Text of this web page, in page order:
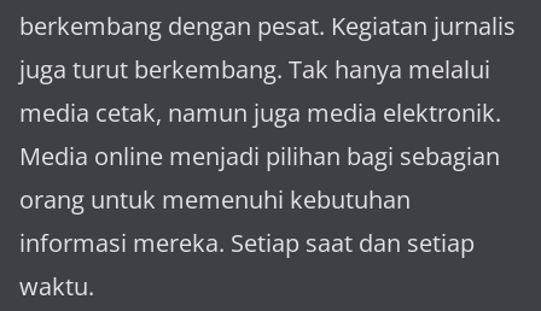
berkembang dengan pesat. Kegiatan jurnalis
juga turut berkembang. Tak hanya melalui
media cetak, namun juga media elektronik.
Media online menjadi pilihan bagi sebagian
orang untuk memenuhi kebutuhan
informasi mereka. Setiap saat dan setiap
waktu.